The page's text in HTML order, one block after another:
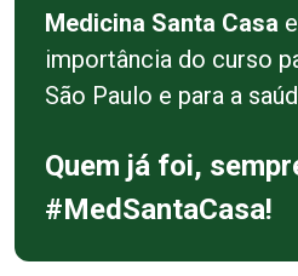
Medicina Santa Casa
importância do curso
São Paulo e para a
Quem já foi,
#MedSantaCasa!